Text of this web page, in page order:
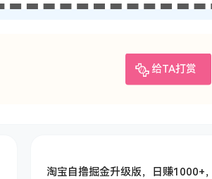
给TA打赏
淘宝自撸掘金升级版，日赚1000+